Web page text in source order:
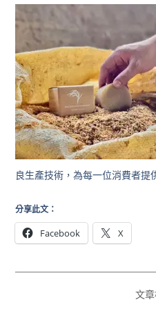
良生產技術，為每一位消費者提
分享此文：
Facebook X
文